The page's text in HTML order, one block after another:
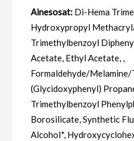
Ainesosat: Di-Hema
Hydroxypropyl
Trimethylbenzoyl
Acetate, Ethyl Acetate, ,
Formaldehyde/Melamine/
(Glycidoxyphenyl)
Trimethylbenzoyl
Borosilicate, Synthetic
Alcohol*,